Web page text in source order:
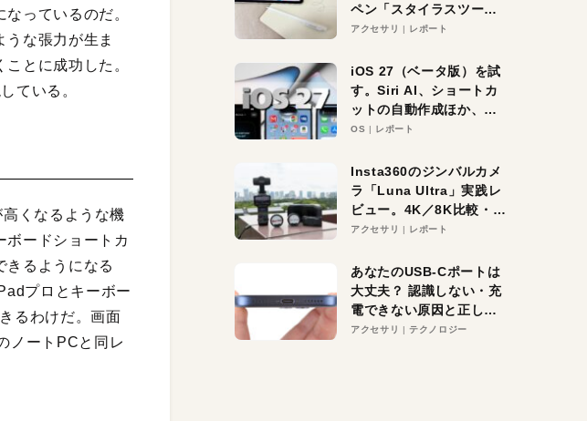
っているのだ。
な張力が生ま
とに成功した。
ている。
くなるような機
ボードショートカ
きるようになる
プロとキーボー
るわけだ。画面
ノートPCと同レ
ペン「スタイラスツーウ
ェイ」レビュー。持ち替
アクセサリ レポート
iOS 27（ベータ版）を試
す。Siri AI、ショートカ
ットの自動作成ほか、期
待大の便利機能5選。
る未来はすぐそこ！
OS レポート
Insta360のジンバルカメ
ラ「Luna Ultra」実践レ
ビュー。4K／8K比較・ズ
ーム・夜間撮影をチェッ
アクセサリ レポート
あなたのUSB-Cポートは
大丈夫？ 認識しない・充
電できない原因と正しい
対策
アクセサリ テクノロジー